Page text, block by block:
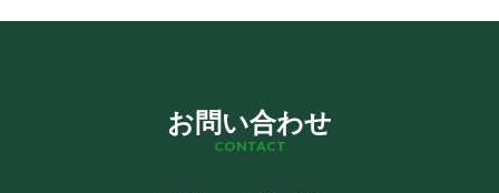
お問い合わせ
CONTACT